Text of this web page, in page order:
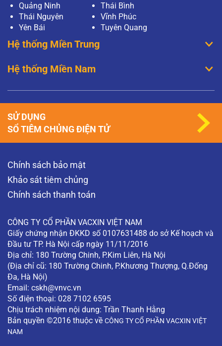
Quảng Ninh
Thái Bình
Thái Nguyên
Vĩnh Phúc
Yên Bái
Tuyên Quang
Hệ thống Miền Trung
Hệ thống Miền Nam
Chính sách bảo mật
Khảo sát tiêm chủng
Chính sách thanh toán
CÔNG TY CỔ PHẦN VACXIN VIỆT NAM
Giấy chứng nhận ĐKKD số 0107631488 do sở Kế hoạch và
Đầu tư TP. Hà Nội cấp ngày 11/11/2016
Địa chỉ: 180 Trường Chinh, P.Kim Liên, Hà Nội
(Địa chỉ cũ: 180 Trường Chinh, P.Khương Thượng, Q.Đống
Đa, Hà Nội)
Email: cskh@vnvc.vn
Số điện thoại: 028 7102 6595
Chịu trách nhiệm nội dung: Trần Thanh Hằng
Bản quyền ©2016 thuộc về CÔNG TY CỔ PHẦN VACXIN VIỆT
NAM
SỬ DỤNG
SỔ TIÊM CHỦNG ĐIỆN TỬ